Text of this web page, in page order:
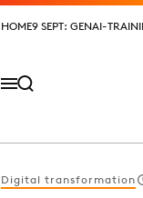
HOME9 SEPT: GENAI-
HOME9 SEPT: GENAI-
Digital transformation